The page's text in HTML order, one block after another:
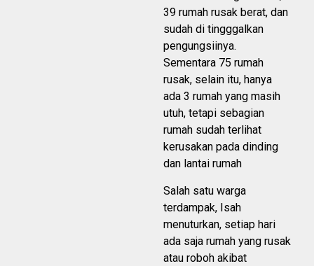
39 rumah rusak berat, dan
sudah di tingggalkan
pengungsiinya.
Sementara 75 rumah
rusak, selain itu, hanya
ada 3 rumah yang masih
utuh, tetapi sebagian
rumah sudah terlihat
kerusakan pada dinding
dan lantai rumah
Salah satu warga
terdampak, Isah
menuturkan, setiap hari
ada saja rumah yang rusak
atau roboh akibat